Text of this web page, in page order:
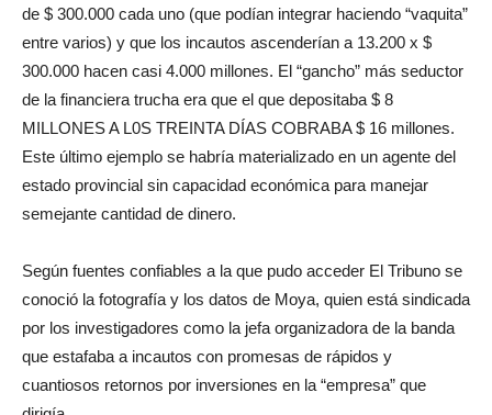
de $ 300.000 cada uno (que podían integrar haciendo “vaquita”
entre varios) y que los incautos ascenderían a 13.200 x $
300.000 hacen casi 4.000 millones. El “gancho” más seductor
de la financiera trucha era que el que depositaba $ 8
MILLONES A L0S TREINTA DÍAS COBRABA $ 16 millones.
Este último ejemplo se habría materializado en un agente del
estado provincial sin capacidad económica para manejar
semejante cantidad de dinero.
Según fuentes confiables a la que pudo acceder El Tribuno se
conoció la fotografía y los datos de Moya, quien está sindicada
por los investigadores como la jefa organizadora de la banda
que estafaba a incautos con promesas de rápidos y
cuantiosos retornos por inversiones en la “empresa” que